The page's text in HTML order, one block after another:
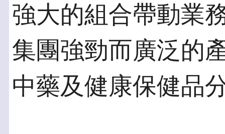
強大的組合帶動業
集團強勁而廣泛的
中藥及健康保健品